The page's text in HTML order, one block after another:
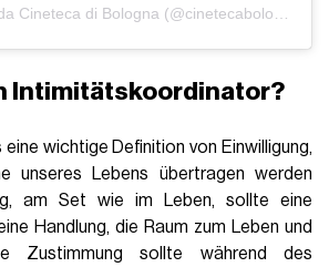
Intimitätskoordinator?
eine wichtige Definition von Einwilligung,
unseres Lebens übertragen werden
am Set wie im Leben, sollte eine
Handlung, die Raum zum Leben und
Zustimmung sollte während des